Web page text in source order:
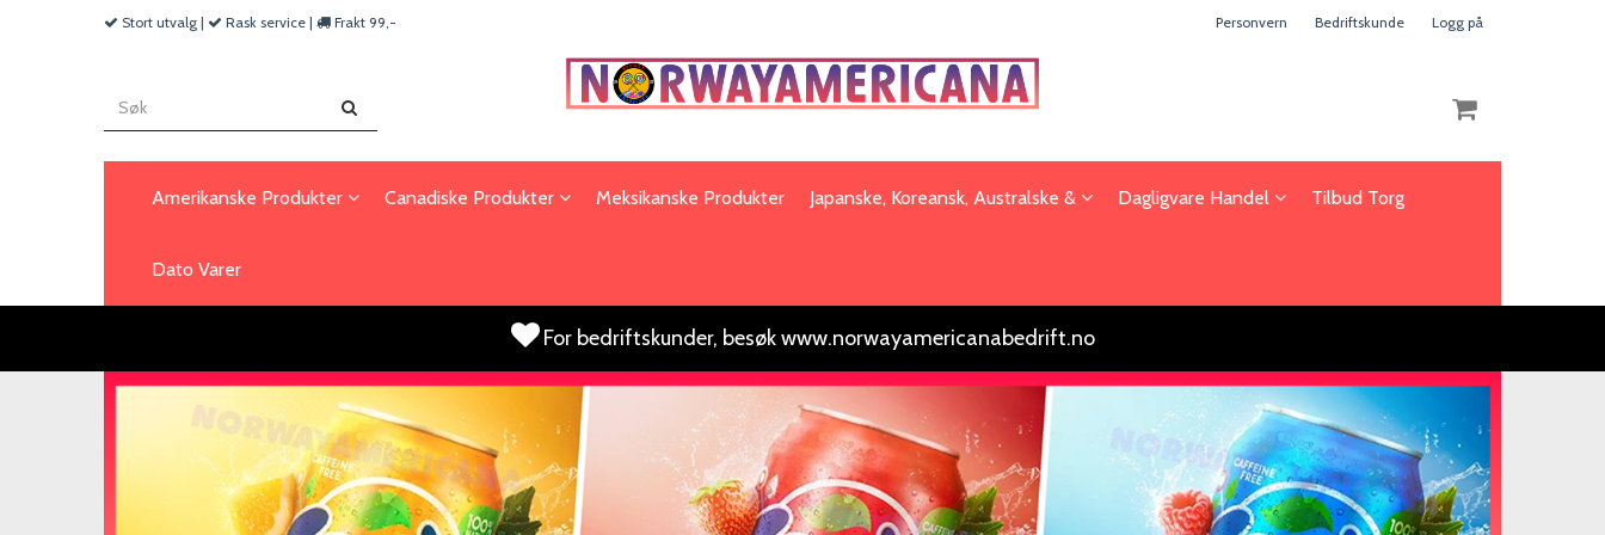
Stort utvalg | Rask service | Frakt 99,- Personvern Bedriftskunde Logg på
Amerikanske Produkter Canadiske Produkter Meksikanske Produkter Japanske, Koreansk, Australske & Dagligvare Handel Tilbud Torg
Dato Varer
For bedriftskunder, besøk www.norwayamericanabedrift.no